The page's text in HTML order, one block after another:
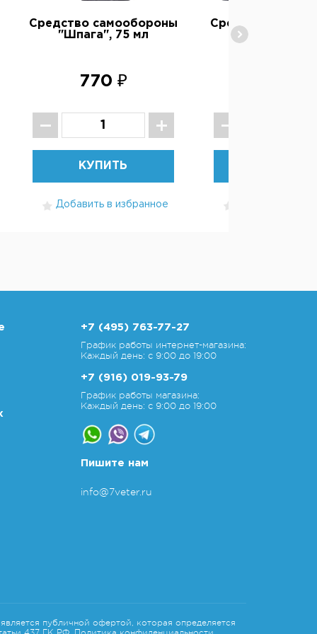
Средство самообороны
"Шпага", 75 мл
770 ₽
КУПИТЬ
Добавить в избранное
Средство
"Шпага", 65
+7 (495) 763-77-27
График работы интернет-магазина:
Каждый день: с 9:00 до 19:00
+7 (916) 019-93-79
График работы магазина:
Каждый день: с 9:00 до 19:00
Пишите нам
info@7veter.ru
публичной офертой, которая определяется